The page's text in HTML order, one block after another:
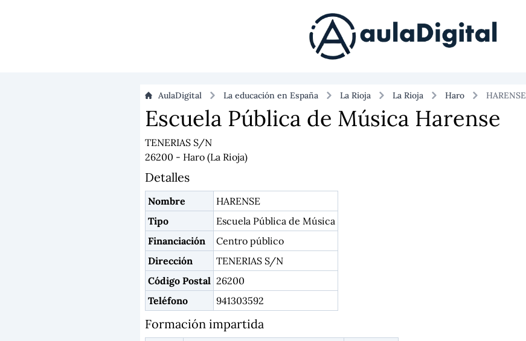
AulaDigital La educación en España La Rioja La Rioja Haro HARENSE
Escuela Pública de Música Harense
TENERIAS S/N
26200 - Haro (La Rioja)
Detalles
Nombre
HARENSE
Tipo
Escuela Pública de Música
Financiación
Centro público
Dirección
TENERIAS S/N
Código Postal 26200
Teléfono
941303592
Formación impartida